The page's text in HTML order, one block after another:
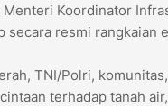
Koordinator
secara resmi rangkaian
TNI/Polri,
terhadap tanah